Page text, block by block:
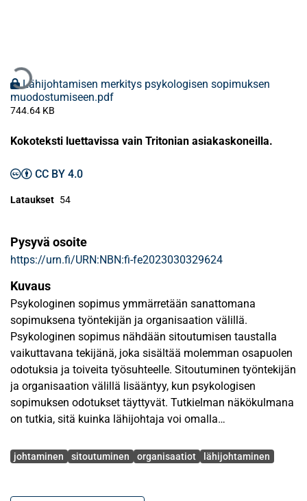
Lähijohtamisen merkitys psykologisen sopimuksen
muodostumiseen.pdf
744.64 KB
Kokoteksti luettavissa vain Tritonian asiakaskoneilla.
CC BY 4.0
Lataukset 54
Pysyvä osoite
https://urn.fi/URN:NBN:fi-fe2023030329624
Kuvaus
Psykologinen sopimus ymmärretään sanattomana
sopimuksena työntekijän ja organisaation välillä.
Psykologinen sopimus nähdään sitoutumisen taustalla
vaikuttavana tekijänä, joka sisältää molemman osapuolen
odotuksia ja toiveita työsuhteelle. Sitoutuminen työntekijän
ja organisaation välillä lisääntyy, kun psykologisen
sopimuksen odotukset täyttyvät. Tutkielman näkökulmana
on tutkia, sitä kuinka lähijohtaja voi omalla
muodostumiseen. Lähijohtaja toimii usein organisaation
Avainsanat
johtaminen sitoutuminen organisaatiot lähijohtaminen